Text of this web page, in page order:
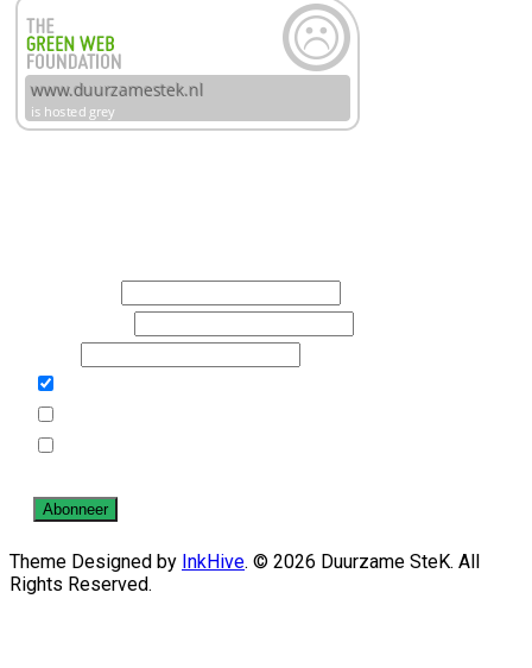
Theme Designed by InkHive. © 2026 Duurzame SteK. All
Rights Reserved.